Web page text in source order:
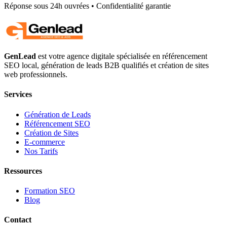
Réponse sous 24h ouvrées • Confidentialité garantie
GenLead est votre agence digitale spécialisée en référencement
SEO local, génération de leads B2B qualifiés et création de sites
web professionnels.
Services
Génération de Leads
Référencement SEO
Création de Sites
E-commerce
Nos Tarifs
Ressources
Formation SEO
Blog
Contact